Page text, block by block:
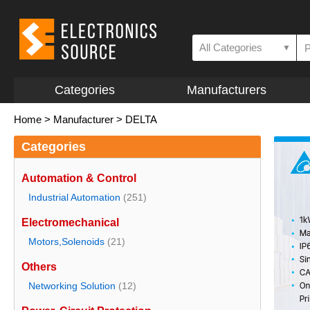
All Categories ▼
Categories Manufacturers
Home > Manufacturer > DELTA
Categories
Automation & Control
Industrial Automation (251)
Electromechanical
Motors,Solenoids (21)
Others
Networking Solution (12)